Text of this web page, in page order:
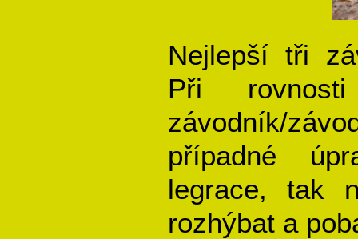
Nejlepší tři
Při
závodník/
případné
legrace, tak
rozhýbat a